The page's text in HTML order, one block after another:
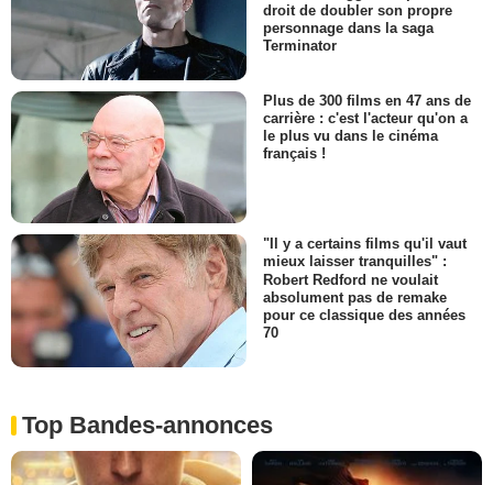
droit de doubler son propre
personnage dans la saga
Terminator
Plus de 300 films en 47 ans de
carrière : c'est l'acteur qu'on a
le plus vu dans le cinéma
français !
"Il y a certains films qu'il vaut
mieux laisser tranquilles" :
Robert Redford ne voulait
absolument pas de remake
pour ce classique des années
70
Top Bandes-annonces